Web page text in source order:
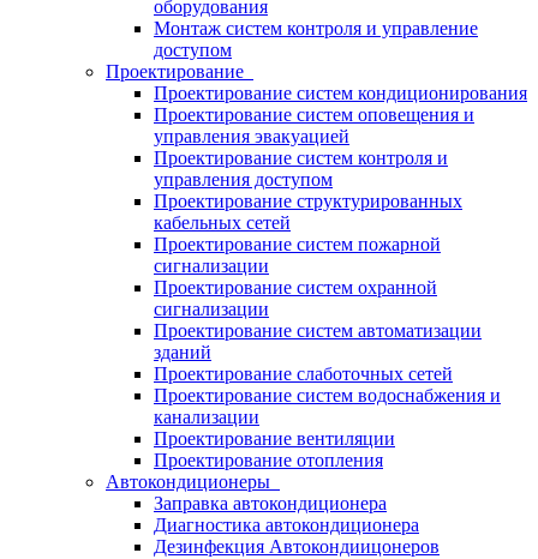
оборудования
Монтаж систем контроля и управление
доступом
Проектирование
Проектирование систем кондиционирования
Проектирование систем оповещения и
управления эвакуацией
Проектирование систем контроля и
управления доступом
Проектирование структурированных
кабельных сетей
Проектирование систем пожарной
сигнализации
Проектирование систем охранной
сигнализации
Проектирование систем автоматизации
зданий
Проектирование слаботочных сетей
Проектирование систем водоснабжения и
канализации
Проектирование вентиляции
Проектирование отопления
Автокондиционеры
Заправка автокондиционера
Диагностика автокондиционера
Дезинфекция Автокондиицонеров